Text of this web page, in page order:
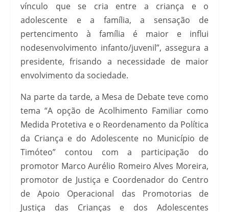
vínculo que se cria entre a criança e o
adolescente e a família, a sensação de
pertencimento à família é maior e influi
nodesenvolvimento infanto/juvenil”, assegura a
presidente, frisando a necessidade de maior
envolvimento da sociedade.
Na parte da tarde, a Mesa de Debate teve como
tema “A opção de Acolhimento Familiar como
Medida Protetiva e o Reordenamento da Política
da Criança e do Adolescente no Município de
Timóteo” contou com a participação do
promotor Marco Aurélio Romeiro Alves Moreira,
promotor de Justiça e Coordenador do Centro
de Apoio Operacional das Promotorias de
Justiça das Crianças e dos Adolescentes